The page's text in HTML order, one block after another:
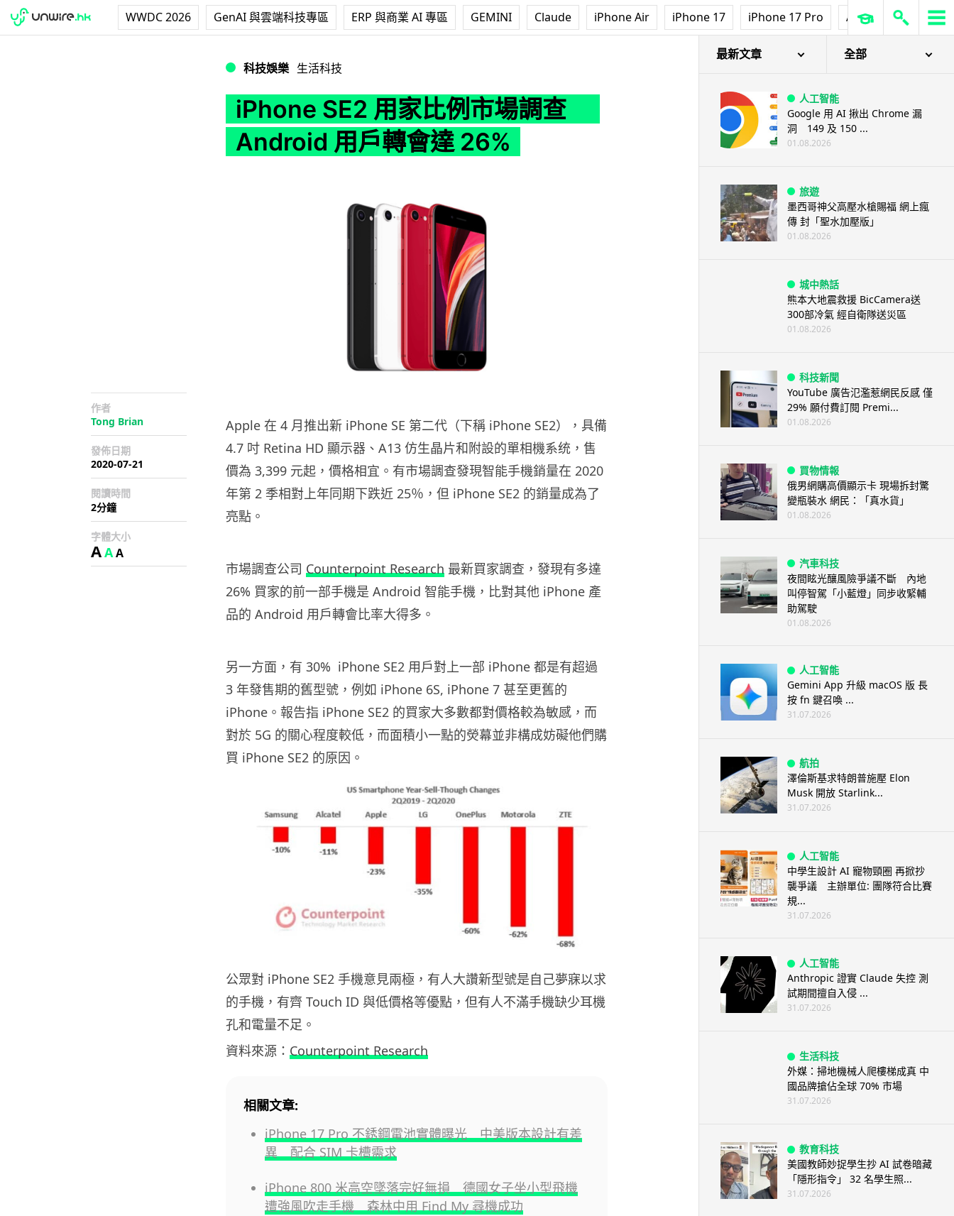
WWDC 2026 GenAI 與雲端科技專區 ERP 與商業 AI 專區 GEMINI Claude iPhone Air iPhone 17 iPhone 17 Pro AirPods Pro 3
科技娛樂 生活科技
iPhone SE2 用家比例市場調查
Android 用戶轉會達 26%
作者
Tong Brian
發佈日期
2020-07-21
閱讀時間
2分鐘
字體大小
AAA
Apple 在 4 月推出新 iPhone SE 第二代（下稱 iPhone SE2），具備
4.7 吋 Retina HD 顯示器、A13 仿生晶片和附設的單相機系统，售
價為 3,399 元起，價格相宜。有市場調查發現智能手機銷量在 2020
年第 2 季相對上年同期下跌近 25％，但 iPhone SE2 的銷量成為了
亮點。
市場調查公司 Counterpoint Research 最新買家調查，發現有多達
26% 買家的前一部手機是 Android 智能手機，比對其他 iPhone 產
品的 Android 用戶轉會比率大得多。
另一方面，有 30% iPhone SE2 用戶對上一部 iPhone 都是有超過
3 年發售期的舊型號，例如 iPhone 6S, iPhone 7 甚至更舊的
iPhone 。報告指 iPhone SE2 的買家大多數都對價格較為敏感，而
對於 5G 的關心程度較低，而面積小一點的熒幕並非構成妨礙他們購
買 iPhone SE2 的原因。
公眾對 iPhone SE2 手機意見兩極，有人大讚新型號是自己夢寐以求
的手機，有齊 Touch ID 與低價格等優點，但有人不滿手機缺少耳機
孔和電量不足。
資料來源： Counterpoint Research
相關文章:
iPhone 17 Pro 不銹鋼電池實體曝光 中美版本設計有差
異 配合 SIM 卡槽需求
iPhone 800 米高空墜落完好無損 德國女子坐小型飛機
遭強風吹走手機 森林中用 Find My 尋機成功
最新文章 全部
人工智能
Google 用 AI 揪出 Chrome 漏
洞 149 及 150 ...
01.08.2026
旅遊
墨西哥神父高壓水槍賜福 網上瘋
傳 封「聖水加壓版」
01.08.2026
城中熱話
熊本大地震救援 BicCamera送
300部冷氣 經自衛隊送災區
01.08.2026
科技新聞
YouTube 廣告氾濫惹網民反感 僅
29% 願付費訂閱 Premi...
01.08.2026
買物情報
俄男網購高價顯示卡 現場拆封驚
變瓶裝水 網民：「真水貨」
01.08.2026
汽車科技
夜間眩光釀風險爭議不斷 內地
叫停智駕「小藍燈」同步收緊輔
助駕駛
01.08.2026
人工智能
Gemini App 升級 macOS 版 長
按 fn 鍵召喚 ...
31.07.2026
航拍
澤倫斯基求特朗普施壓 Elon
Musk 開放 Starlink...
31.07.2026
人工智能
中學生設計 AI 寵物頸圈 再掀抄
襲爭議 主辦單位: 團隊符合比賽
規...
31.07.2026
人工智能
Anthropic 證實 Claude 失控 測
試期間擅自入侵 ...
31.07.2026
生活科技
外媒：掃地機械人爬樓梯成真 中
國品牌搶佔全球 70% 市場
31.07.2026
教育科技
美國教師妙捉學生抄 AI 試卷暗藏
「隱形指令」 32 名學生照...
31.07.2026